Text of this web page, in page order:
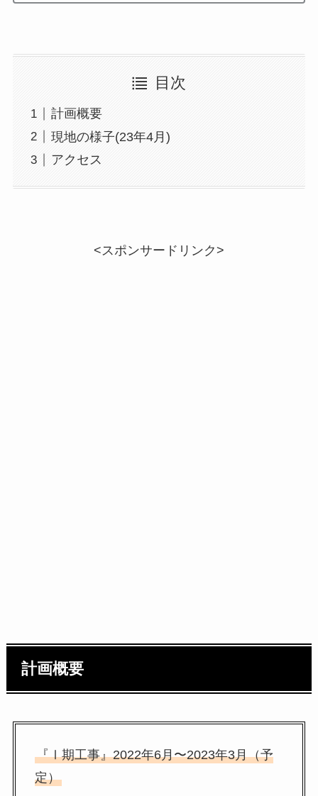
目次
計画概要
現地の様子(23年4月)
アクセス
<スポンサードリンク>
計画概要
『Ⅰ期工事』2022年6月〜2023年3月（予
定）